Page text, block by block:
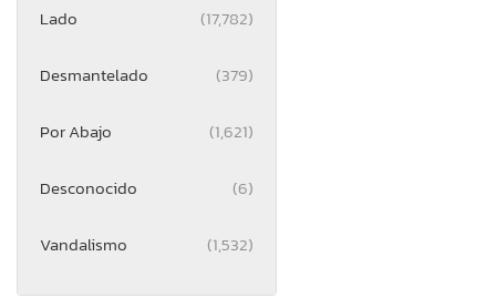
Lado (17,782)
Desmantelado (379)
Por Abajo (1,621)
Desconocido (6)
Vandalismo (1,532)